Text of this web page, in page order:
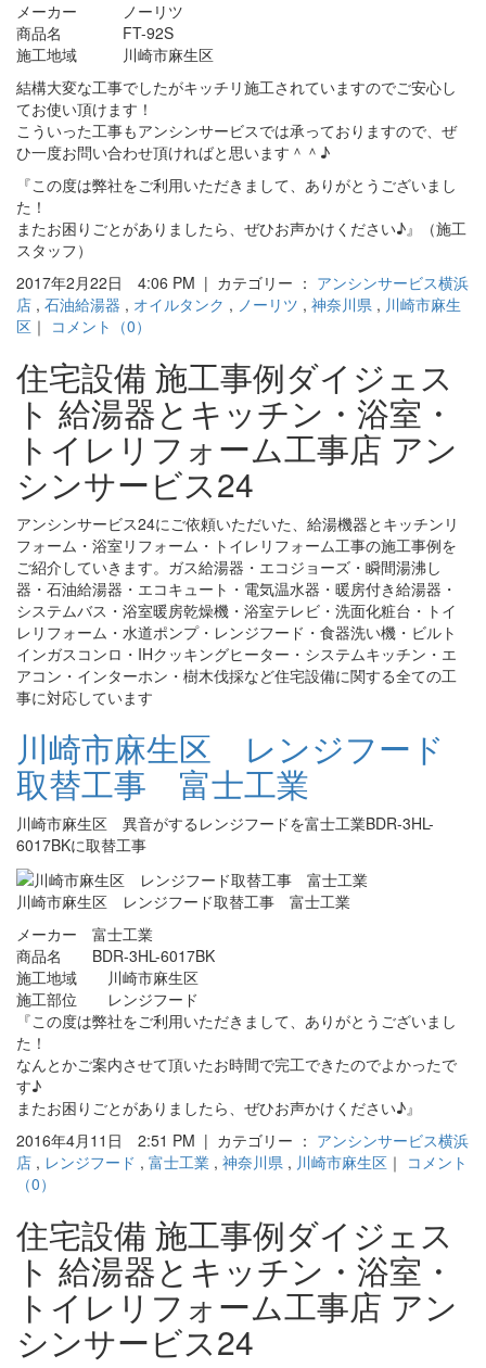
メーカー ノーリツ
商品名 FT-92S
施工地域 川崎市麻生区
結構大変な工事でしたがキッチリ施工されていますのでご安心し
てお使い頂けます！
こういった工事もアンシンサービスでは承っておりますので、ぜ
ひ一度お問い合わせ頂ければと思います＾＾♪
『この度は弊社をご利用いただきまして、ありがとうございまし
た！
またお困りごとがありましたら、ぜひお声かけください♪』（施工
スタッフ）
2017年2月22日 4:06 PM | カテゴリー ： アンシンサービス横浜
店 , 石油給湯器 , オイルタンク , ノーリツ , 神奈川県 , 川崎市麻生
区 ｜ コメント（0）
住宅設備 施工事例ダイジェス
ト 給湯器とキッチン・浴室・
トイレリフォーム工事店 アン
シンサービス24
アンシンサービス24にご依頼いただいた、給湯機器とキッチンリ
フォーム・浴室リフォーム・トイレリフォーム工事の施工事例を
ご紹介していきます。ガス給湯器・エコジョーズ・瞬間湯沸し
器・石油給湯器・エコキュート・電気温水器・暖房付き給湯器・
システムバス・浴室暖房乾燥機・浴室テレビ・洗面化粧台・トイ
レリフォーム・水道ポンプ・レンジフード・食器洗い機・ビルト
インガスコンロ・IHクッキングヒーター・システムキッチン・エ
アコン・インターホン・樹木伐採など住宅設備に関する全ての工
事に対応しています
川崎市麻生区 レンジフード
取替工事 富士工業
川崎市麻生区 異音がするレンジフードを富士工業BDR-3HL-
6017BKに取替工事
川崎市麻生区 レンジフード取替工事 富士工業
メーカー 富士工業
商品名 BDR-3HL-6017BK
施工地域 川崎市麻生区
施工部位 レンジフード
『この度は弊社をご利用いただきまして、ありがとうございまし
た！
なんとかご案内させて頂いたお時間で完工できたのでよかったで
す♪
またお困りごとがありましたら、ぜひお声かけください♪』
2016年4月11日 2:51 PM | カテゴリー ： アンシンサービス横浜
店 , レンジフード , 富士工業 , 神奈川県 , 川崎市麻生区 ｜ コメント
（0）
住宅設備 施工事例ダイジェス
ト 給湯器とキッチン・浴室・
トイレリフォーム工事店 アン
シンサービス24